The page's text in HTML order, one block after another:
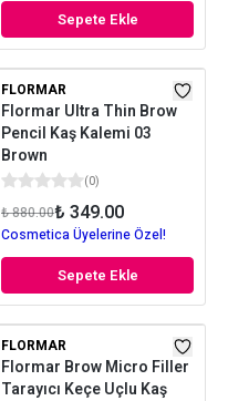
Sepete Ekle
FLORMAR
Flormar Ultra Thin Brow
Pencil Kaş Kalemi 03
Brown
(0)
₺ 880.00₺ 349.00
Cosmetica Üyelerine Özel!
Sepete Ekle
FLORMAR
Flormar Brow Micro Filler
Tarayıcı Keçe Uçlu Kaş